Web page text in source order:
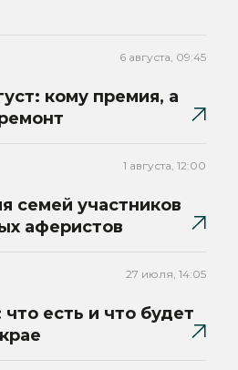
6 августа, 09:45
кому премия, а
1 августа, 12:00
семей участников
аферистов
27 июля, 14:05
есть и что будет